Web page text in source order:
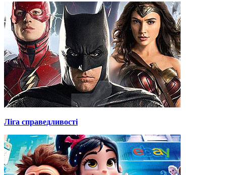
Ліга справедливості